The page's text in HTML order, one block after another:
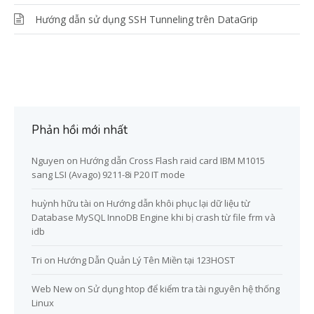
Hướng dẫn sử dụng SSH Tunneling trên DataGrip
Phản hồi mới nhất
Nguyen on Hướng dẫn Cross Flash raid card IBM M1015
sang LSI (Avago) 9211-8i P20 IT mode
huỳnh hữu tài on Hướng dẫn khôi phục lại dữ liệu từ
Database MySQL InnoDB Engine khi bị crash từ file frm và
idb
Tri on Hướng Dẫn Quản Lý Tên Miền tại 123HOST
Web New on Sử dụng htop để kiểm tra tài nguyên hệ thống
Linux